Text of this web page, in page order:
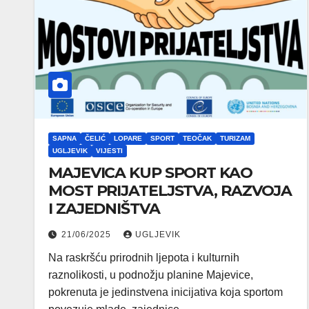
SAPNA ČELIĆ LOPARE SPORT TEOČAK
TURIZAM
UGLJEVIK
VIJESTI
MAJEVICA KUP SPORT KAO
MOST PRIJATELJSTVA, RAZVOJA
I ZAJEDNIŠTVA
21/06/2025 UGLJEVIK
Na raskršću prirodnih ljepota i kulturnih
raznolikosti, u podnožju planine Majevice,
pokrenuta je jedinstvena inicijativa koja sportom